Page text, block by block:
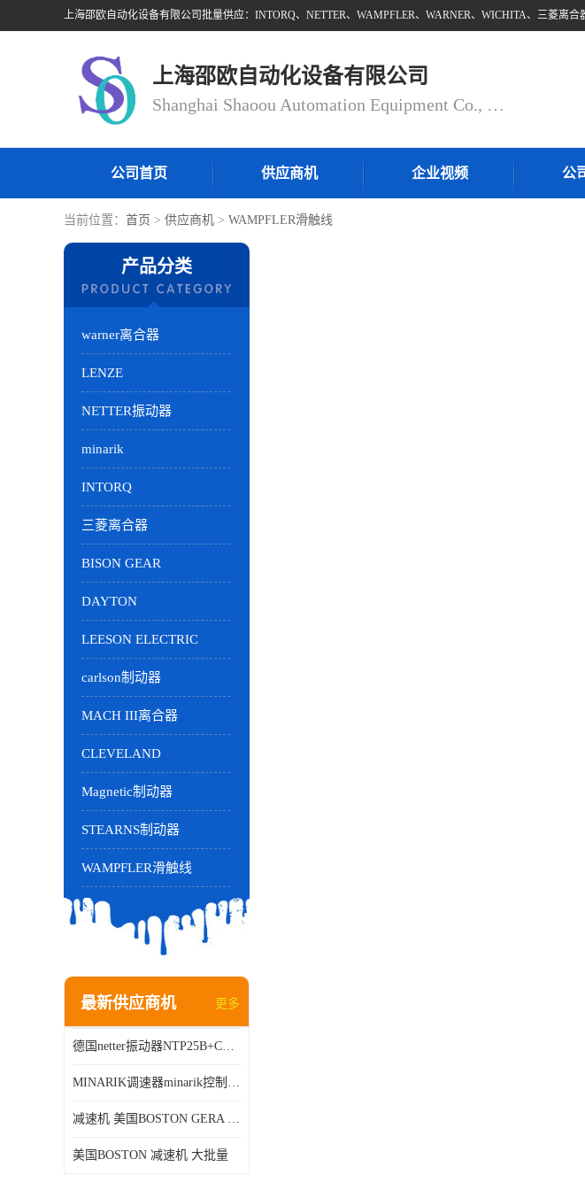
上海邵欧自动化设备有限公司
Shanghai Shaoou Automation Equipment Co., Ltd
公司首页 供应商机 企业视频 公
当前位置： 首页 > 供应商机 > WAMPFLER滑触线
产品分类
warner离合器
LENZE
NETTER振动器
minarik
INTORQ
三菱离合器
BISON GEAR
DAYTON
LEESON ELECTRIC
carlson制动器
MACH III离合器
CLEVELAND
Magnetic制动器
STEARNS制动器
WAMPFLER滑触线
最新供应商机 更多
德国netter振动器NTP25B+C进口品质现货销售
MINARIK调速器minarik控制器Minarik驱动器
减速机 美国BOSTON GERA 批量销售
美国BOSTON 减速机 大批量